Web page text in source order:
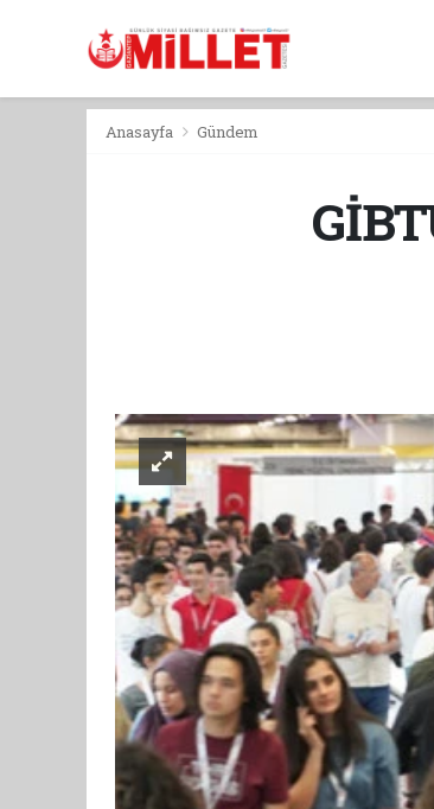
Anasayfa Gündem